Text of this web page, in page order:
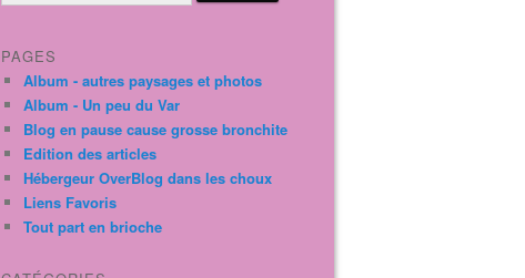
PAGES
Album - autres paysages et photos
Album - Un peu du Var
Blog en pause cause grosse bronchite
Edition des articles
Hébergeur OverBlog dans les choux
Liens Favoris
Tout part en brioche